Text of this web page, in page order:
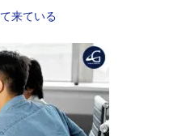
来ている